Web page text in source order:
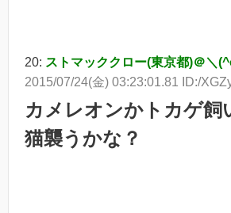
20: ストマッククロー(東京都)＠＼
2015/07/24(金) 03:23:01.81 ID:/
カメレオンかトカゲ飼
猫襲うかな？